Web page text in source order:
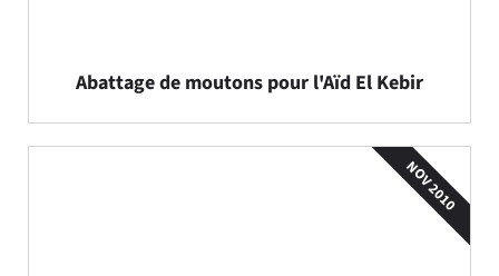
Abattage de moutons pour l'Aïd El Kebir
NOV 2010